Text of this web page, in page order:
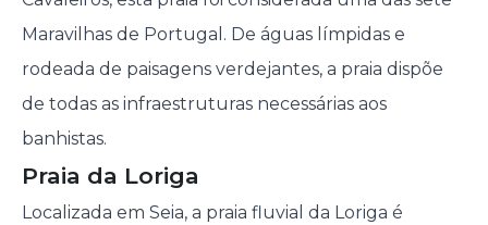
Maravilhas de Portugal. De águas límpidas e
rodeada de paisagens verdejantes, a praia dispõe
de todas as infraestruturas necessárias aos
banhistas.
Praia da Loriga
Localizada em Seia, a praia fluvial da Loriga é